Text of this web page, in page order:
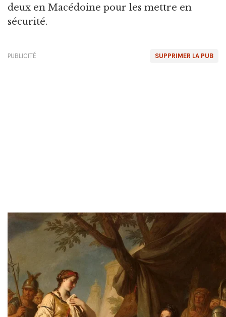
deux en Macédoine pour les mettre en
sécurité.
SUPPRIMER LA PUB
PUBLICITÉ